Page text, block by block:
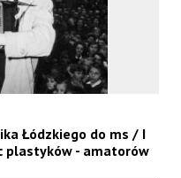
Łódzkiego do ms / I
plastyków - amatorów